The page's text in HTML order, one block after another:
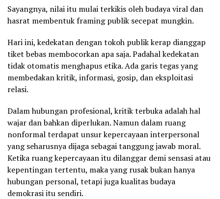
Sayangnya, nilai itu mulai terkikis oleh budaya viral dan
hasrat membentuk framing publik secepat mungkin.
Hari ini, kedekatan dengan tokoh publik kerap dianggap
tiket bebas membocorkan apa saja. Padahal kedekatan
tidak otomatis menghapus etika. Ada garis tegas yang
membedakan kritik, informasi, gosip, dan eksploitasi
relasi.
Dalam hubungan profesional, kritik terbuka adalah hal
wajar dan bahkan diperlukan. Namun dalam ruang
nonformal terdapat unsur kepercayaan interpersonal
yang seharusnya dijaga sebagai tanggung jawab moral.
Ketika ruang kepercayaan itu dilanggar demi sensasi atau
kepentingan tertentu, maka yang rusak bukan hanya
hubungan personal, tetapi juga kualitas budaya
demokrasi itu sendiri.